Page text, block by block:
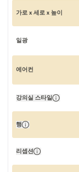
가로 x 세로 x 높이
일광
에어컨
강의실 스타일
행
리셉션